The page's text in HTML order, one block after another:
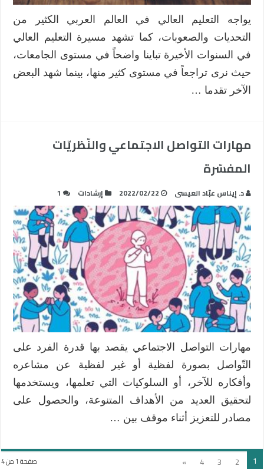
يواجه التعليم العالي في العالم العربي الكثير من
التحديات والصعوبات، كما تشهد مسيرة التعليم العالي
في السنوات الأخيرة تباينا واضحاً في مستوى الجامعات،
حيث نرى تراجعاً في مستوى كثير منها، بينما شهد البعض
الآخر تقدما …
مهارات التواصل الاجتماعي والنّظريّات
المفسّرة
د. إيناس عبّاد العيسى 2022/02/22 إرشادات 1
مهارات التواصل الاجتماعي يقصد بها قدرة الفرد على
التّواصل بصورة لفظية أو غير لفظية عن مشاعره
وأفكاره للآخر، أو السلوكيات التي تعلمها، ويستخدمها
لتحقيق العديد من الأهداف المتنوعة، والحصول على
مصادر للتعزيز أثناء موقف بين …
صفحة 1 من 4 1
2
3
4
»